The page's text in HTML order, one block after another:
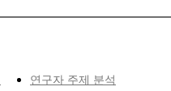
연구자 주제 분석